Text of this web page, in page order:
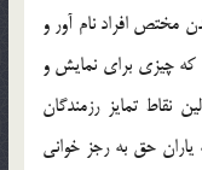
مختص افراد نام آور و
چيزي براي نمايش و
نقاط تمايز رزمندگان
حق به رجز خواني